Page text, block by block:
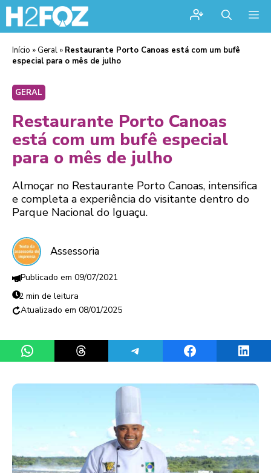
Início » Geral » Restaurante Porto Canoas está com um bufê
especial para o mês de julho
GERAL
Restaurante Porto Canoas
está com um bufê especial
para o mês de julho
Almoçar no Restaurante Porto Canoas, intensifica
e completa a experiência do visitante dentro do
Parque Nacional do Iguaçu.
Assessoria
09/07/2021
2 min de leitura
08/01/2025
Share on WhatsAppShare on ThreadsShare on TelegramShare on Facebook